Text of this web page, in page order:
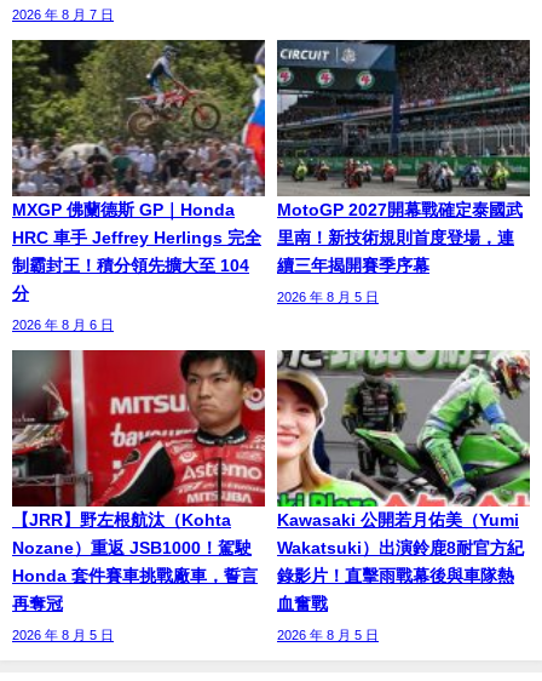
2026 年 8 月 7 日
MXGP 佛蘭德斯 GP｜Honda
HRC 車手 Jeffrey Herlings 完全
制霸封王！積分領先擴大至 104
分
2026 年 8 月 6 日
MotoGP 2027開幕戰確定泰國武
里南！新技術規則首度登場，連
續三年揭開賽季序幕
2026 年 8 月 5 日
【JRR】野左根航汰（Kohta
Nozane）重返 JSB1000！駕駛
Honda 套件賽車挑戰廠車，誓言
再奪冠
2026 年 8 月 5 日
Kawasaki 公開若月佑美（Yumi
Wakatsuki）出演鈴鹿8耐官方紀
錄影片！直擊雨戰幕後與車隊熱
血奮戰
2026 年 8 月 5 日